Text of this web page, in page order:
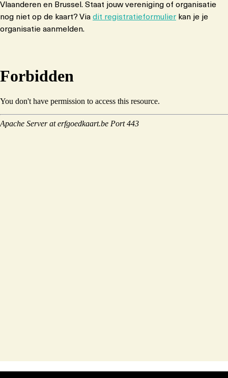
Vlaanderen en Brussel. Staat jouw vereniging of organisatie
nog niet op de kaart? Via dit registratieformulier kan je je
organisatie aanmelden.